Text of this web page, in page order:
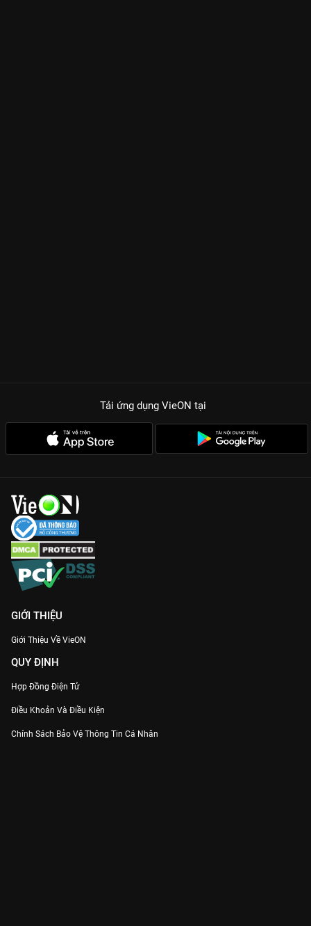
Tải ứng dụng VieON tại
GIỚI THIỆU
Giới Thiệu Về VieON
QUY ĐỊNH
Hợp Đồng Điện Tử
Điều Khoản Và Điều Kiện
Chính Sách Bảo Vệ Thông Tin Cá Nhân